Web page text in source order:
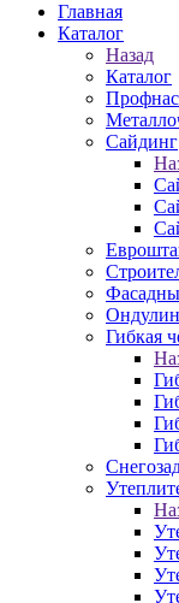
Главная
Каталог
Назад
Каталог
Сайдинг
Ондулин
Гибкая